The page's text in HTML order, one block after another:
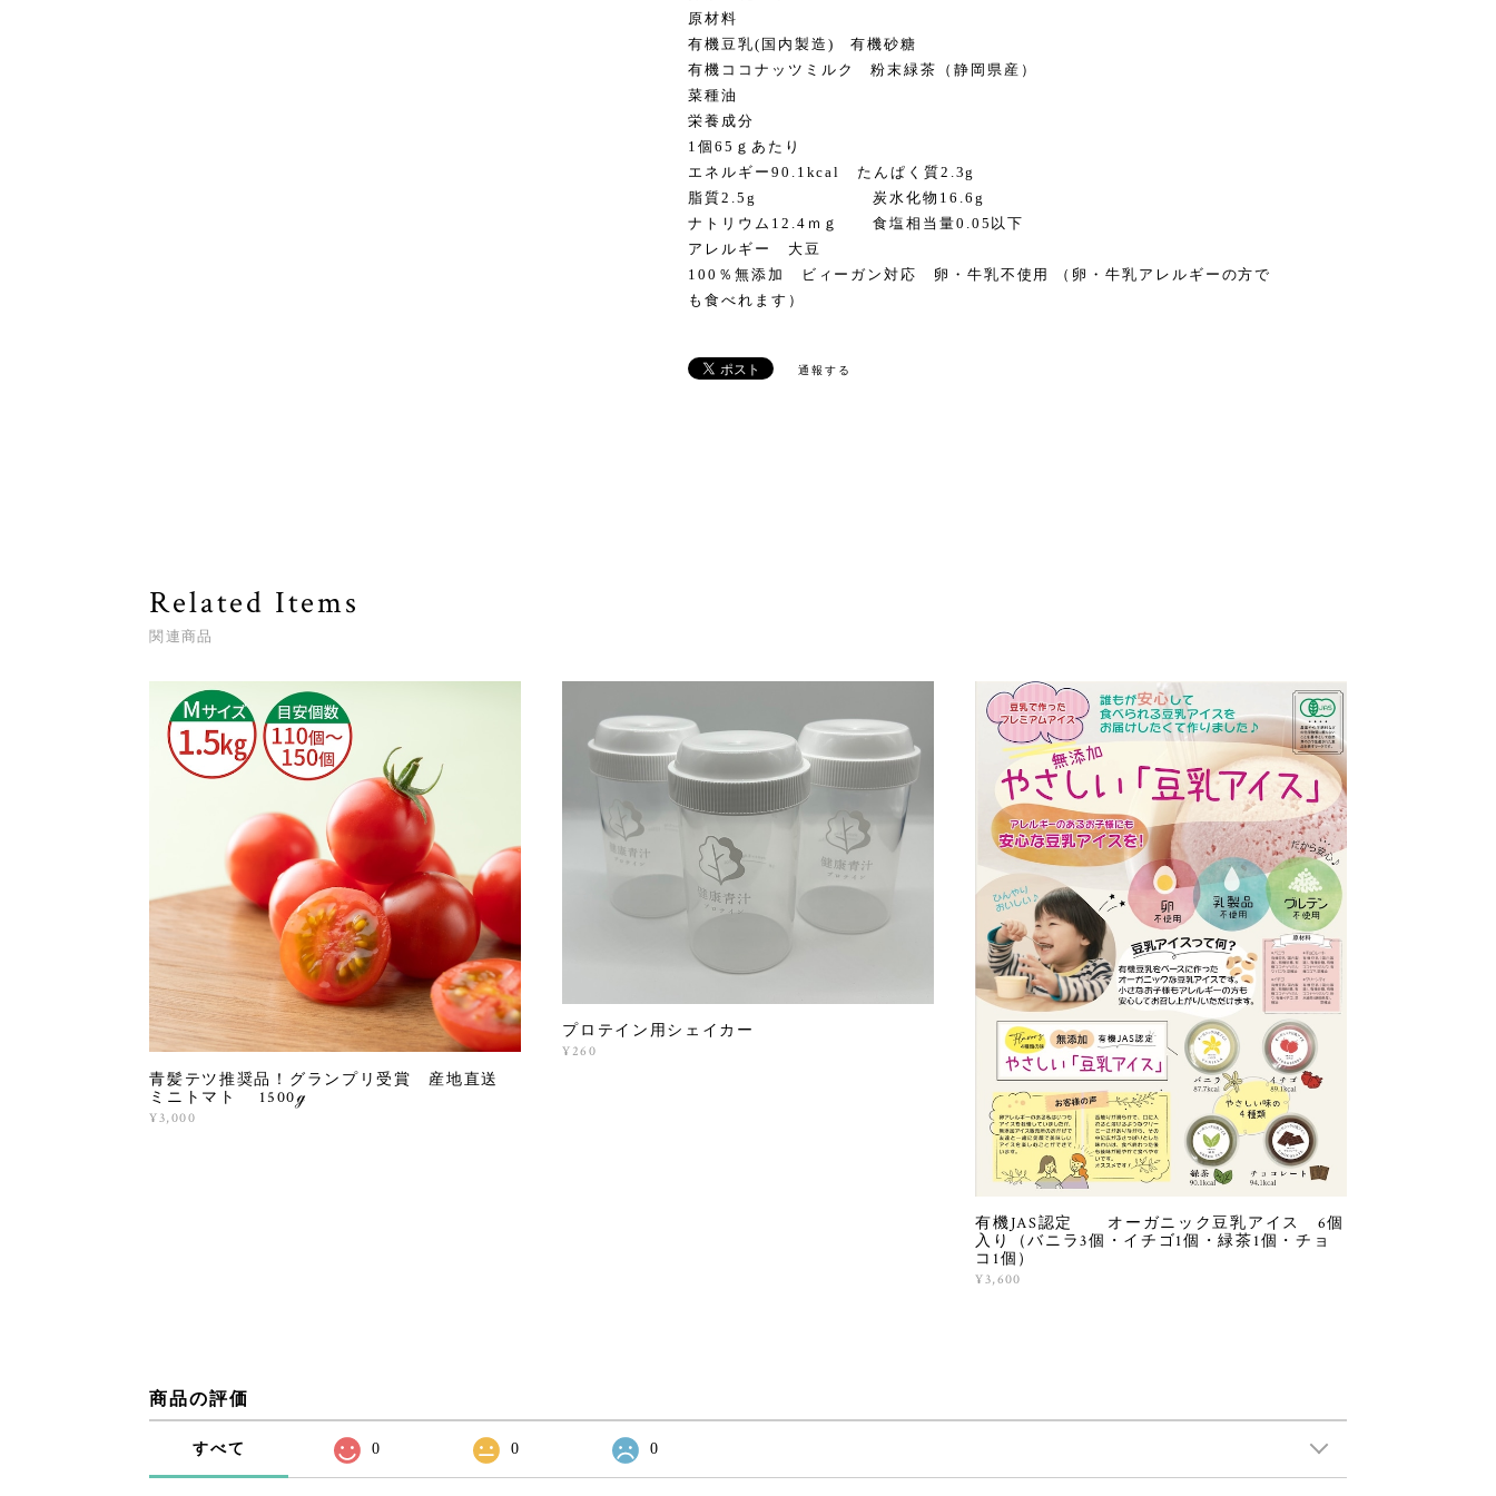
原材料
有機豆乳(国内製造) 有機砂糖
有機ココナッツミルク 粉末緑茶（静岡県産）
菜種油
栄養成分
1個65ｇあたり
エネルギー90.1kcal たんぱく質2.3g
脂質2.5g 炭水化物16.6g
ナトリウム12.4ｍｇ 食塩相当量0.05以下
アレルギー 大豆
100％無添加 ビィーガン対応 卵・牛乳不使用 （卵・牛乳アレルギーの方で
も食べれます）
通報する
Related Items
関連商品
青髪テツ推奨品！グランプリ受賞 産地直送
ミニトマト 1500ℊ
¥3,000
プロテイン用シェイカー
¥260
有機JAS認定 オーガニック豆乳アイス 6個
入り（バニラ3個・イチゴ1個・緑茶1個・チョ
コ1個）
¥3,600
商品の評価
すべて 0 0 0